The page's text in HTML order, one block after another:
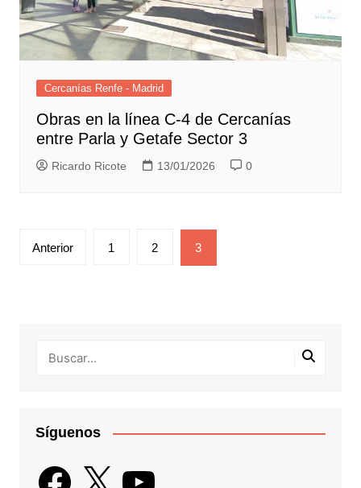
Cercanías Renfe - Madrid
Obras en la línea C-4 de Cercanías
entre Parla y Getafe Sector 3
Ricardo Ricote 13/01/2026 0
Paginación
Anterior 1 2 3
Síguenos
Facebook
X YouTube